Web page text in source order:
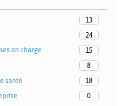
13
24
en charge
15
8
santé
18
0